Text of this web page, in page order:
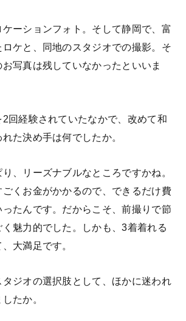
ーションフォト。そして静岡で、富
ケと、同地のスタジオでの撮影。そ
写真は残していなかったといいま
回経験されていたなかで、改めて和
た決め手は何でしたか。
、リーズナブルなところですかね。
くお金がかかるので、できるだけ費
たんです。だからこそ、前撮りで節
魅力的でした。しかも、3着着れる
大満足です。
ジオの選択肢として、ほかに迷われ
たか。